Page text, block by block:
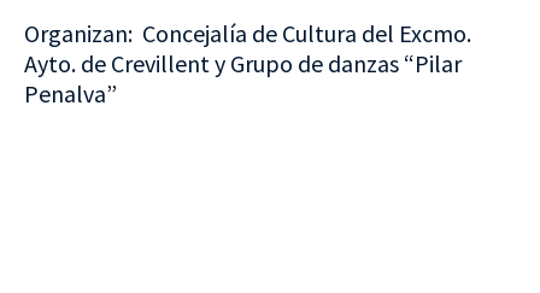
Organizan: Concejalía de Cultura del Excmo.
Ayto. de Crevillent y Grupo de danzas “Pilar
Penalva”